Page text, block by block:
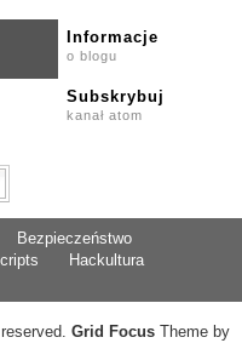
Informacje
o blogu
Subskrybuj
kanał atom
Bezpieczeństwo
Hackultura
Grid Focus Theme by